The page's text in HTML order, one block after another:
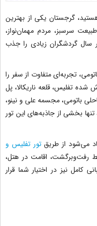
گرجستان یکی از بهترین
سرسبز، مردم مهمان‌نواز،
سال گردشگران زیادی را جذب
تجربه‌ای متفاوت از سفر را
تفلیس، قلعه ناریکالا، پل
باتومی، مجسمه علی و نینو،
بخشی از جاذبه‌های این تور
می‌شود از طریقتور تفلیس و
رفت‌وبرگشت، اقامت در هتل،
کامل نیز در اختیار شما قرار